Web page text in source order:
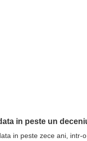
in peste un
in peste zece ani,